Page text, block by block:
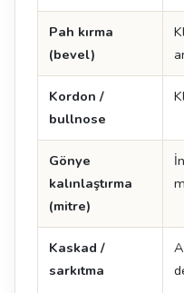
Pah kırma
(bevel)
Kordon /
bullnose
Gönye
kalınlaştırma
(mitre)
Kaskad /
sarkıtma